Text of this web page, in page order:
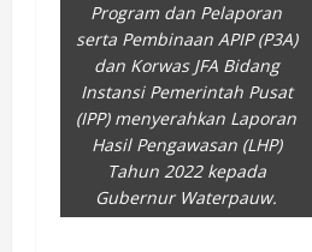
Program dan Pelaporan
serta Pembinaan APIP (P3A)
dan Korwas JFA Bidang
Instansi Pemerintah Pusat
(IPP) menyerahkan Laporan
Hasil Pengawasan (LHP)
Tahun 2022 kepada
Gubernur Waterpauw.